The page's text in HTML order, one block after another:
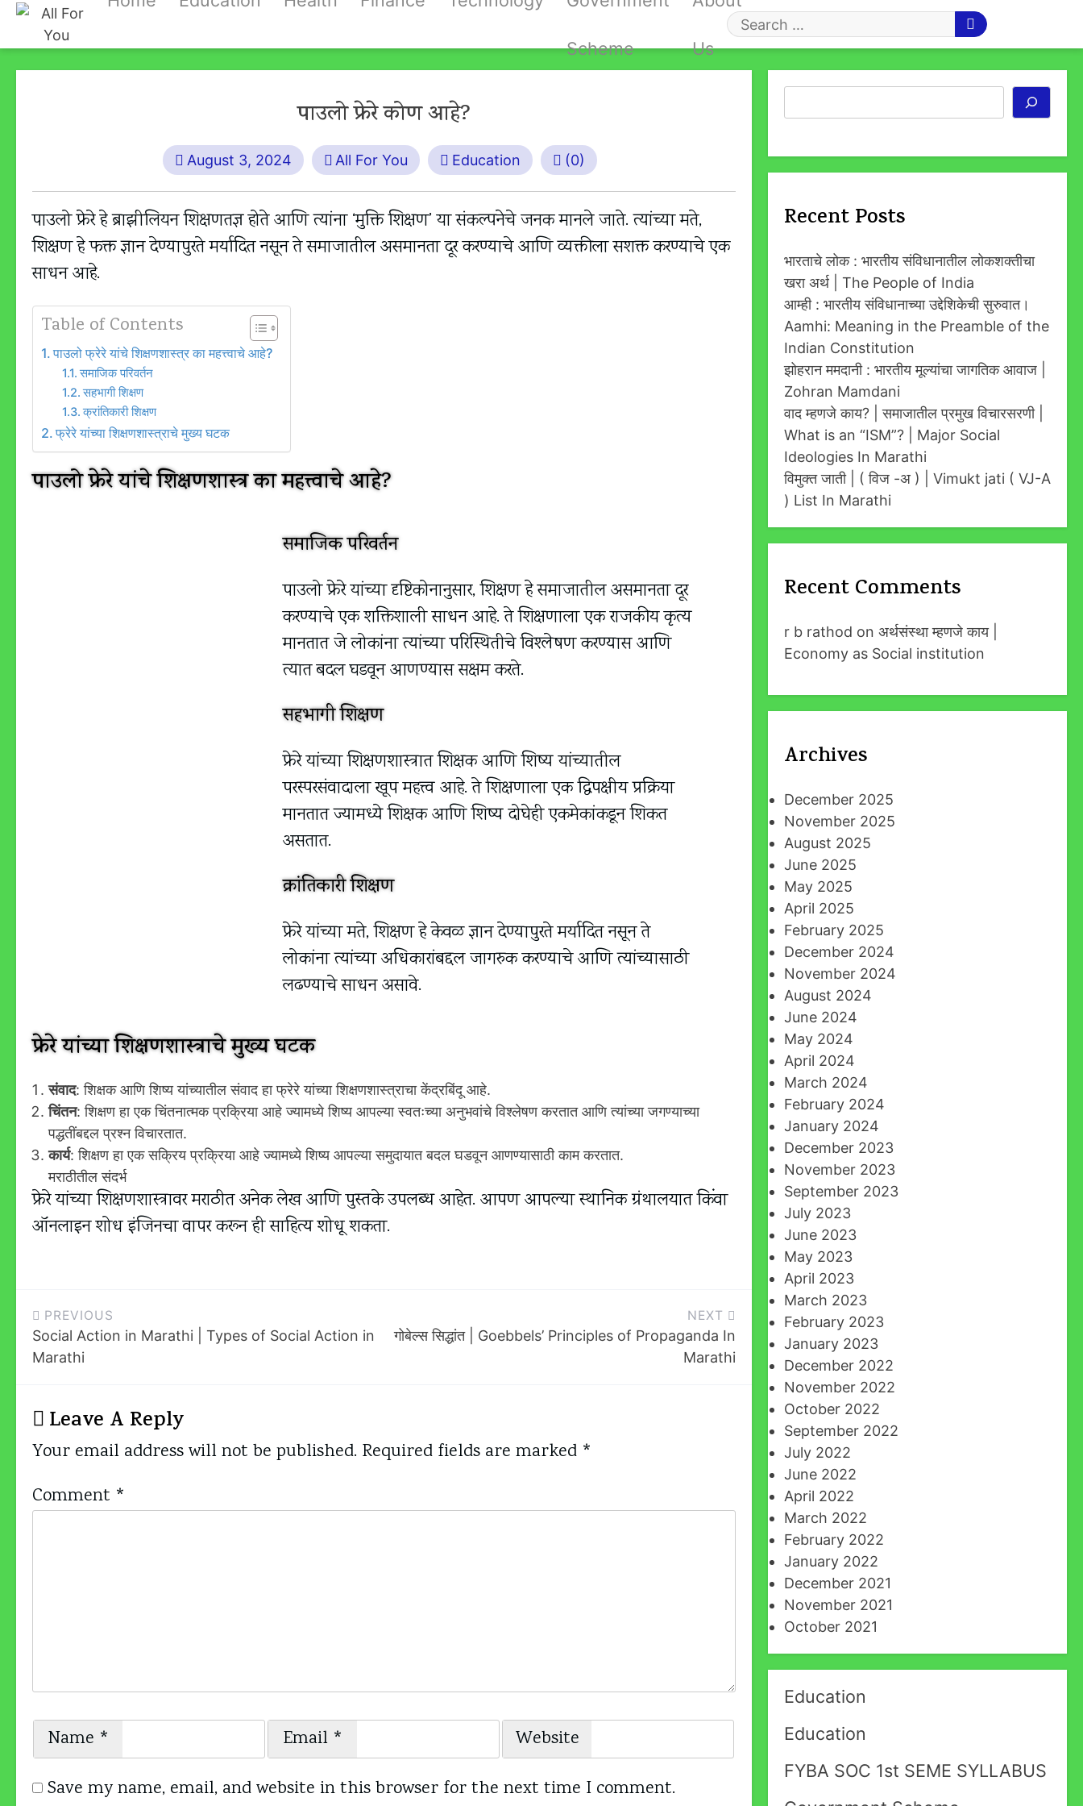
Skip
content
Scheme Us
Search
पाउलो फ्रेरे कोण आहे?
August 3, 2024 All For You Education (0)
पाउलो फ्रेरे हे ब्राझीलियन शिक्षणतज्ञ होते आणि त्यांना ‘मुक्ति शिक्षण’ या संकल्पनेचे जनक मानले जाते. त्यांच्या मते,
शिक्षण हे फक्त ज्ञान देण्यापुरते मर्यादित नसून ते समाजातील असमानता दूर करण्याचे आणि व्यक्तीला सशक्त करण्याचे एक
साधन आहे.
Table of Contents
पाउलो फ्रेरे यांचे शिक्षणशास्त्र का महत्त्वाचे आहे?
समाजिक परिवर्तन
सहभागी शिक्षण
क्रांतिकारी शिक्षण
फ्रेरे यांच्या शिक्षणशास्त्राचे मुख्य घटक
पाउलो फ्रेरे यांचे शिक्षणशास्त्र का महत्त्वाचे आहे?
समाजिक परिवर्तन
पाउलो फ्रेरे यांच्या दृष्टिकोनानुसार, शिक्षण हे समाजातील असमानता दूर
करण्याचे एक शक्तिशाली साधन आहे. ते शिक्षणाला एक राजकीय कृत्य
मानतात जे लोकांना त्यांच्या परिस्थितीचे विश्लेषण करण्यास आणि
त्यात बदल घडवून आणण्यास सक्षम करते.
सहभागी शिक्षण
फ्रेरे यांच्या शिक्षणशास्त्रात शिक्षक आणि शिष्य यांच्यातील
परस्परसंवादाला खूप महत्त्व आहे. ते शिक्षणाला एक द्विपक्षीय प्रक्रिया
मानतात ज्यामध्ये शिक्षक आणि शिष्य दोघेही एकमेकांकडून शिकत
असतात.
क्रांतिकारी शिक्षण
फ्रेरे यांच्या मते, शिक्षण हे केवळ ज्ञान देण्यापुरते मर्यादित नसून ते
लोकांना त्यांच्या अधिकारांबद्दल जागरुक करण्याचे आणि त्यांच्यासाठी
लढण्याचे साधन असावे.
फ्रेरे यांच्या शिक्षणशास्त्राचे मुख्य घटक
संवाद: शिक्षक आणि शिष्य यांच्यातील संवाद हा फ्रेरे यांच्या शिक्षणशास्त्राचा केंद्रबिंदू आहे.
चिंतन: शिक्षण हा एक चिंतनात्मक प्रक्रिया आहे ज्यामध्ये शिष्य आपल्या स्वतःच्या अनुभवांचे विश्लेषण करतात आणि त्यांच्या जगण्याच्या
पद्धतींबद्दल प्रश्न विचारतात.
कार्य: शिक्षण हा एक सक्रिय प्रक्रिया आहे ज्यामध्ये शिष्य आपल्या समुदायात बदल घडवून आणण्यासाठी काम करतात.
मराठीतील संदर्भ
फ्रेरे यांच्या शिक्षणशास्त्रावर मराठीत अनेक लेख आणि पुस्तके उपलब्ध आहेत. आपण आपल्या स्थानिक ग्रंथालयात किंवा
ऑनलाइन शोध इंजिनचा वापर करून ही साहित्य शोधू शकता.
Post
Navigation
PREVIOUS
Social Action in Marathi | Types of Social Action in
Marathi
NEXT
गोबेल्स सिद्धांत | Goebbels’ Principles of Propaganda In
Marathi
Leave A Reply
Your email address will not be published. Required fields are marked *
Comment *
Name * Email *
Website
Save my name, email, and website in this browser for the next time I comment.
Recent Posts
भारताचे लोक : भारतीय संविधानातील लोकशक्तीचा
खरा अर्थ | The People of India
आम्ही : भारतीय संविधानाच्या उद्देशिकेची सुरुवात।
Aamhi: Meaning in the Preamble of the
Indian Constitution
झोहरान ममदानी : भारतीय मूल्यांचा जागतिक आवाज |
Zohran Mamdani
वाद म्हणजे काय? | समाजातील प्रमुख विचारसरणी |
What is an “ISM”? | Major Social
Ideologies In Marathi
विमुक्त जाती | ( विज -अ ) | Vimukt jati ( VJ-A
) List In Marathi
Recent Comments
r b rathod on अर्थसंस्था म्हणजे काय |
Economy as Social institution
Archives
December 2025
November 2025
August 2025
June 2025
May 2025
April 2025
February 2025
December 2024
November 2024
August 2024
June 2024
May 2024
April 2024
March 2024
February 2024
January 2024
December 2023
November 2023
September 2023
July 2023
June 2023
May 2023
April 2023
March 2023
February 2023
January 2023
December 2022
November 2022
October 2022
September 2022
July 2022
June 2022
April 2022
March 2022
February 2022
January 2022
December 2021
November 2021
October 2021
Education
Education
FYBA SOC 1st SEME SYLLABUS